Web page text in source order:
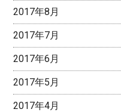
2017年8月
2017年7月
2017年6月
2017年5月
2017年4月